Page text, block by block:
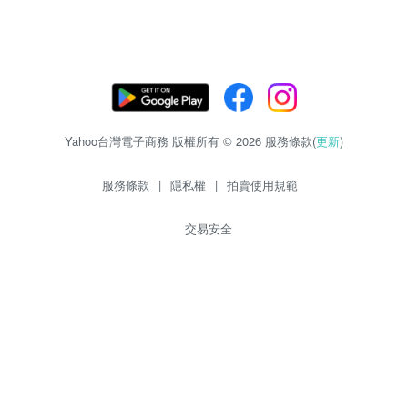
Yahoo台灣電子商務 版權所有 © 2026 服務條款(更新)
服務條款 | 隱私權 | 拍賣使用規範
交易安全